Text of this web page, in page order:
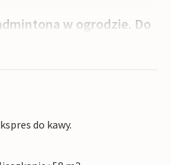
w ogrodzie. Do
jazdy samochodem
czeka leżak ze
plaży na tydzień (ok.
do kawy.